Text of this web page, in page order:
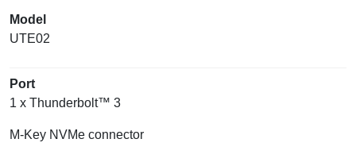
Model
UTE02
Port
1 x Thunderbolt™ 3
M-Key NVMe connector